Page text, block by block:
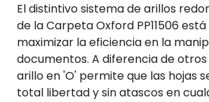
El distintivo sistema de arillos
de la Carpeta Oxford PP11506
maximizar la eficiencia en la
documentos. A diferencia de otros
arillo en 'O' permite que las hojas
total libertad y sin atascos en